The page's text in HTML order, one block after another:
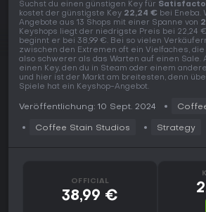
Suchst du einen günstigen Key für
kostet der günstigste Key 22,24 € bei Eneba.
Angebote aus 13 Shops mit einer Spanne von
Keyshops liegt der niedrigste Preis bei 22,24
beginnt er bei 38,99 €. Bei so vielen
zwischen den Extremen oft ein Vielfaches,
also schwerer als das Warten auf einen Sale.
einen Key, den du in Steam oder einem
und hier ist der Markt am breitesten, denn
Spiele hat ein Keyshop-Angebot.
Veröffentlichung: 10 Sept. 2024
Coffee Stain Studios Strategy
OFFICIAL
38,99 €